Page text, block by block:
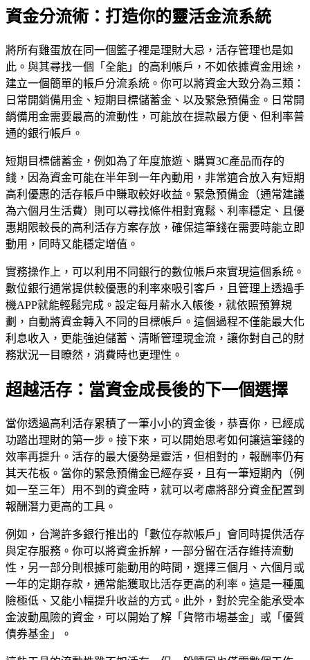
資金分流術：打造你的靈活金流系統
將所有雞蛋放在同一個籃子裡是理財大忌，活存管理也是如
此。與其尋找一個「全能」的高利帳戶，不如依據資金用途，
建立一個簡單的帳戶分流系統。你可以將資金大致分為三類：
日常開銷備用金、短期目標儲蓄金、以及緊急預備金。日常開
銷備用金需要最高的流動性，可能放在提款最方便、但利率普
通的銀行帳戶。
短期目標儲蓄金，例如為了年度旅遊、購買3C產品而存的
錢，因為資金可能在半年到一年內動用，非常適合放入有短期
高利優惠的活存帳戶中賺取較好收益。緊急預備金（通常建議
為六個月生活費）則可以尋找條件相對寬鬆、利率穩定、且優
惠期限較長的高利活存方案存放，確保這筆錢在需要時能立即
動用，同時又能穩定增值。
實務操作上，可以利用不同銀行的數位帳戶來實現這個系統。
數位銀行通常提供較優惠的利率來吸引客戶，且管理上透過手
機APP就能輕鬆完成。設定每月薪水入帳後，就依照預算規
劃，自動將資金轉入不同的目標帳戶。這個過程不僅能最大化
利息收入，更能強迫儲蓄、清晰管理現金流，讓你對自己的財
務狀況一目瞭然，消費時也更理性。
超越活存：當資金成長後的下一個選擇
當你透過高利活存累積了一筆小小的資金後，恭喜你，已經成
功踏出理財的第一步。接下來，可以開始思考如何讓這筆錢的
效率再提升。活存的最大優勢是靈活，但相對的，報酬率仍有
其天花板。當你的緊急預備金已經存妥，且有一筆短期內（例
如一至三年）用不到的資金時，就可以考慮將部分資金配置到
報酬潛力更高的工具。
例如，台灣許多銀行推出的「數位存款帳戶」會同時提供活存
與定存服務。你可以將資金拆解，一部分留在活存維持流動
性，另一部分則根據可能動用的時間，選擇三個月、六個月或
一年的定期存款，通常能獲取比活存更高的利率。這是一種風
險極低、又能小幅提升收益的方式。此外，對於完全能承受本
金波動風險的資金，可以開始了解「貨幣市場基金」或「優質
債券基金」。